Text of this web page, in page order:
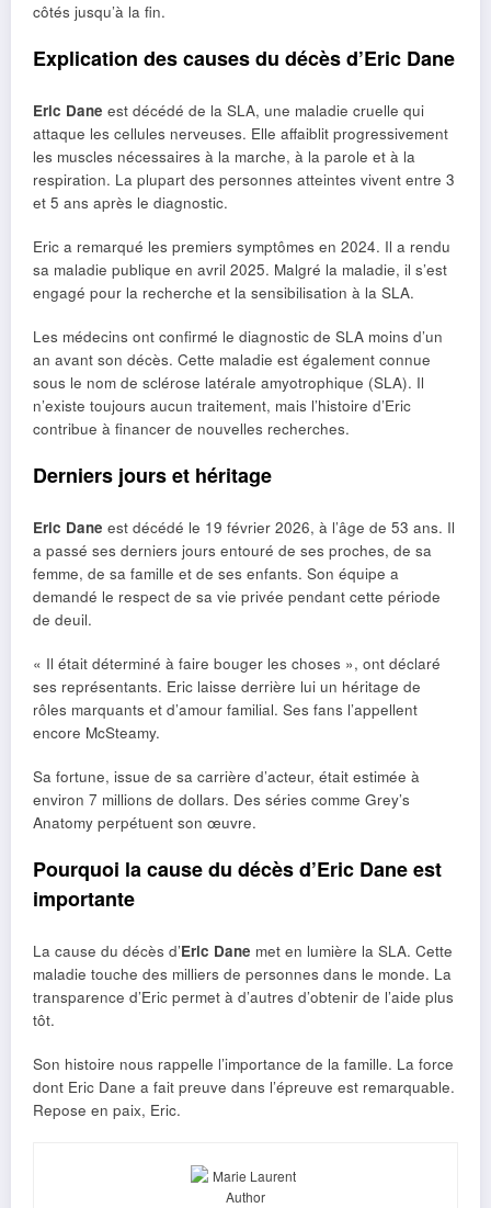
côtés jusqu’à la fin.
Explication des causes du décès d’Eric Dane
Eric Dane est décédé de la SLA, une maladie cruelle qui
attaque les cellules nerveuses. Elle affaiblit progressivement
les muscles nécessaires à la marche, à la parole et à la
respiration. La plupart des personnes atteintes vivent entre 3
et 5 ans après le diagnostic.
Eric a remarqué les premiers symptômes en 2024. Il a rendu
sa maladie publique en avril 2025. Malgré la maladie, il s’est
engagé pour la recherche et la sensibilisation à la SLA.
Les médecins ont confirmé le diagnostic de SLA moins d’un
an avant son décès. Cette maladie est également connue
sous le nom de sclérose latérale amyotrophique (SLA). Il
n’existe toujours aucun traitement, mais l’histoire d’Eric
contribue à financer de nouvelles recherches.
Derniers jours et héritage
Eric Dane est décédé le 19 février 2026, à l’âge de 53 ans. Il
a passé ses derniers jours entouré de ses proches, de sa
femme, de sa famille et de ses enfants. Son équipe a
demandé le respect de sa vie privée pendant cette période
de deuil.
« Il était déterminé à faire bouger les choses », ont déclaré
ses représentants. Eric laisse derrière lui un héritage de
rôles marquants et d’amour familial. Ses fans l’appellent
encore McSteamy.
Sa fortune, issue de sa carrière d’acteur, était estimée à
environ 7 millions de dollars. Des séries comme Grey’s
Anatomy perpétuent son œuvre.
Pourquoi la cause du décès d’Eric Dane est
importante
La cause du décès d’Eric Dane met en lumière la SLA. Cette
maladie touche des milliers de personnes dans le monde. La
transparence d’Eric permet à d’autres d’obtenir de l’aide plus
tôt.
Son histoire nous rappelle l’importance de la famille. La force
dont Eric Dane a fait preuve dans l’épreuve est remarquable.
Repose en paix, Eric.